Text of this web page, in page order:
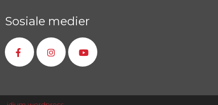
Sosiale medier